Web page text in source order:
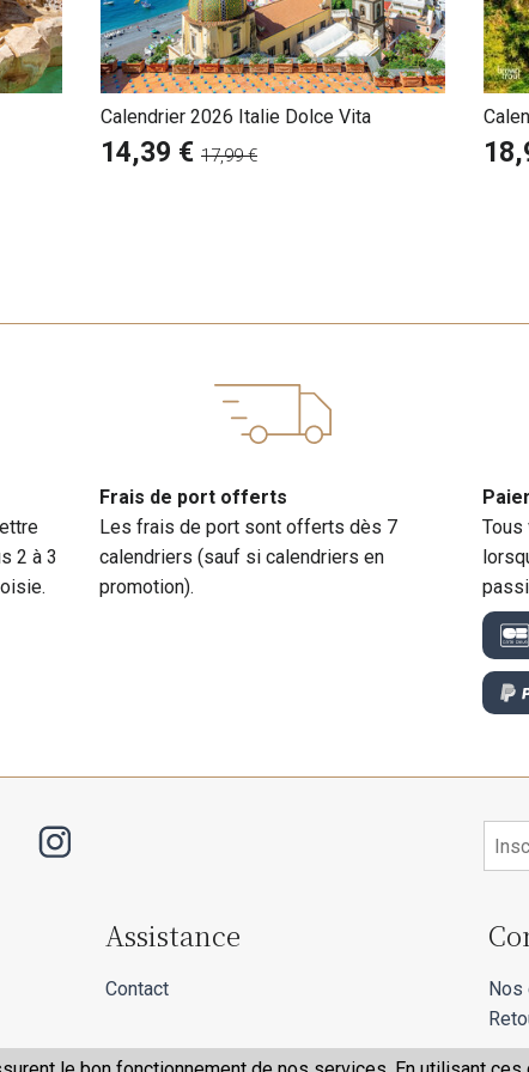
Calendrier 2026 Italie Dolce Vita
14,39 € 17,99 €
2 à 3
Frais de port offerts
Les frais de port sont offerts dès 7
calendriers (sauf si calendriers en
promotion).
Assistance
Contact
Nos